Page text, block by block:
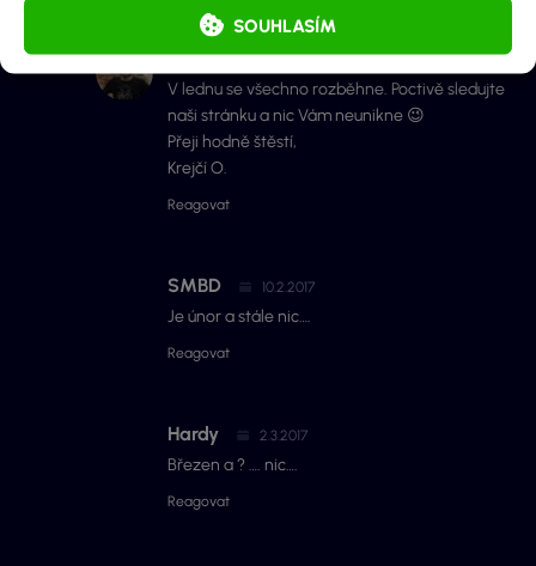
SOUHLASÍM
Ondřej Krejčí 27.12.2016
V lednu se všechno rozběhne. Poctivě sledujte
naši stránku a nic Vám neunikne 😉
Přeji hodně štěstí,
Krejčí O.
Reagovat
SMBD 10.2.2017
Je únor a stále nic….
Reagovat
Hardy 2.3.2017
Březen a ? …. nic….
Reagovat